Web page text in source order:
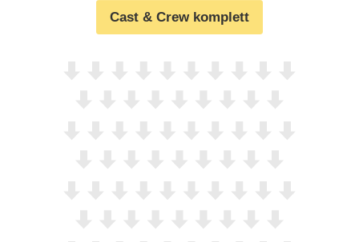
Cast & Crew komplett